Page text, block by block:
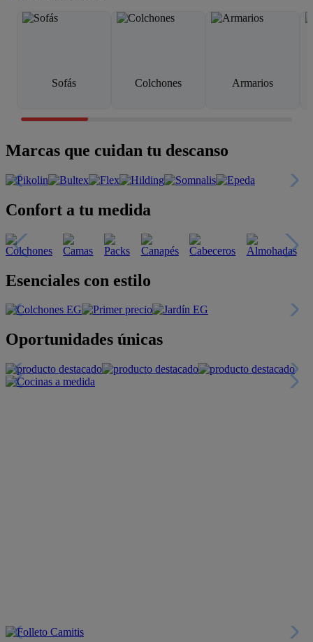
Sofás Colchones Armarios
Marcas que cuidan tu descanso
Confort a tu medida
Esenciales con estilo
Oportunidades únicas